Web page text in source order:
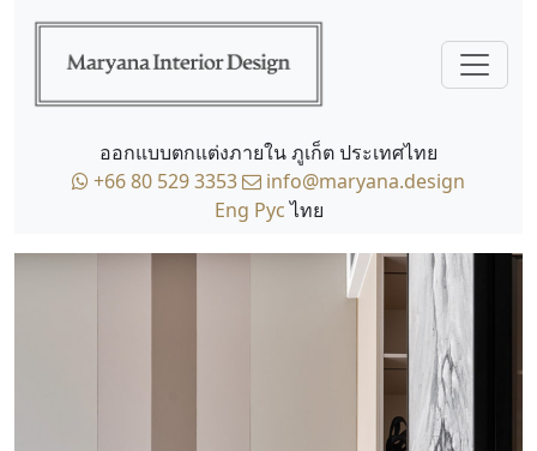
ออกแบบตกแต่งภายใน ภูเก็ต ประเทศไทย
+66 80 529 3353
info@maryana.design
Eng Русไทย